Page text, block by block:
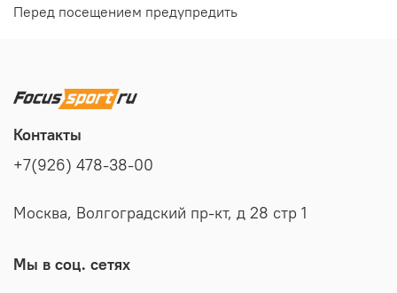
Перед посещением предупредить
Контакты
+7(926) 478-38-00
Москва, Волгоградский пр-кт, д 28 стр 1
Мы в соц. сетях